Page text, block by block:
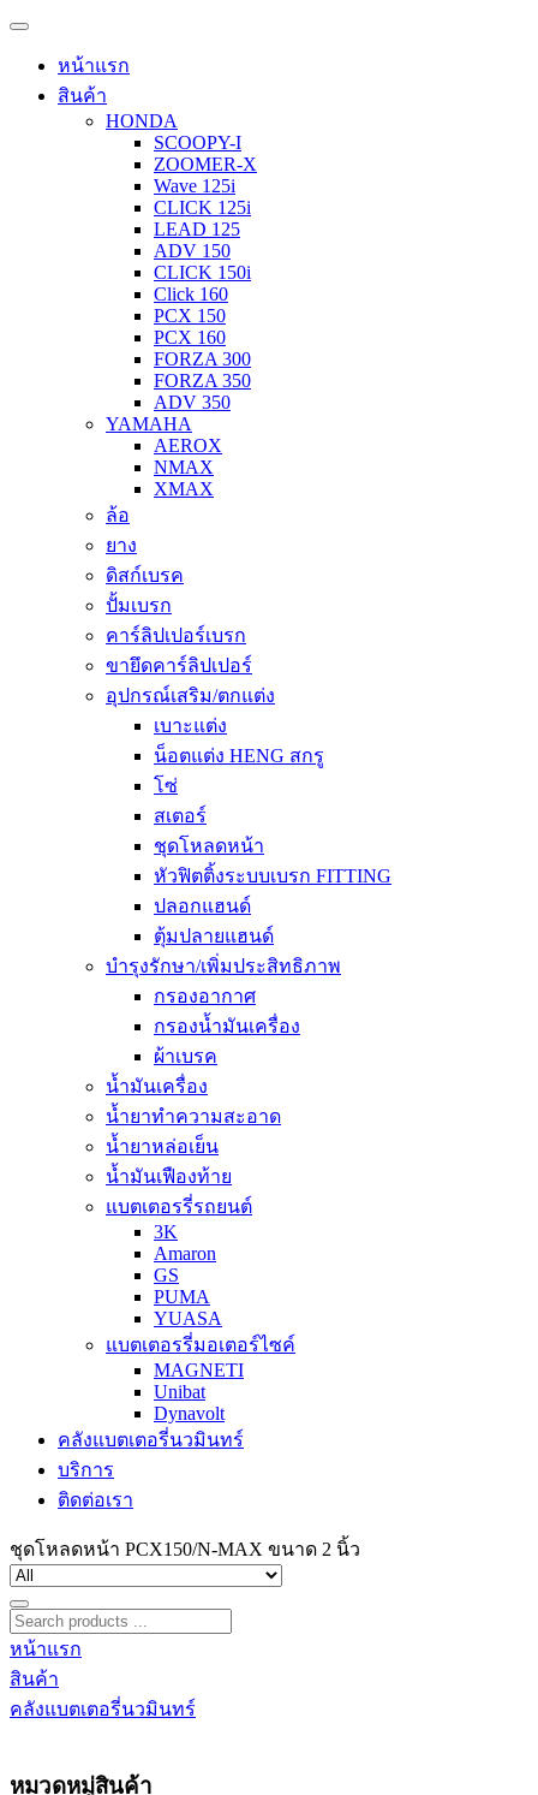
หน้าแรก
สินค้า
HONDA
SCOOPY-I
ZOOMER-X
Wave 125i
CLICK 125i
LEAD 125
ADV 150
CLICK 150i
Click 160
PCX 150
PCX 160
FORZA 300
FORZA 350
ADV 350
YAMAHA
AEROX
NMAX
XMAX
ล้อ
ยาง
ดิสก์เบรค
ปั้มเบรก
คาร์ลิปเปอร์เบรก
ขายึดคาร์ลิปเปอร์
อุปกรณ์เสริม/ตกแต่ง
เบาะแต่ง
น็อตแต่ง HENG สกรู
โซ่
สเตอร์
ชุดโหลดหน้า
หัวฟิตติ้งระบบเบรก FITTING
ปลอกแฮนด์
ตุ้มปลายแฮนด์
บำรุงรักษา/เพิ่มประสิทธิภาพ
กรองอากาศ
กรองน้ำมันเครื่อง
ผ้าเบรค
น้ำมันเครื่อง
น้ำยาทำความสะอาด
น้ำยาหล่อเย็น
น้ำมันเฟืองท้าย
แบตเตอรรี่รถยนต์
3K
Amaron
GS
PUMA
YUASA
แบตเตอรรี่มอเตอร์ไซค์
MAGNETI
Unibat
Dynavolt
คลังแบตเตอรี่นวมินทร์
บริการ
ติดต่อเรา
ชุดโหลดหน้า PCX150/N-MAX ขนาด 2 นิ้ว
หน้าแรก
สินค้า
คลังแบตเตอรี่นวมินทร์
หมวดหมู่สินค้า